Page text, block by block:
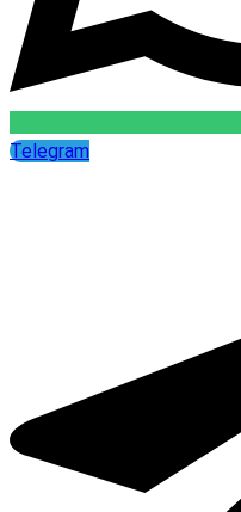
Telegram